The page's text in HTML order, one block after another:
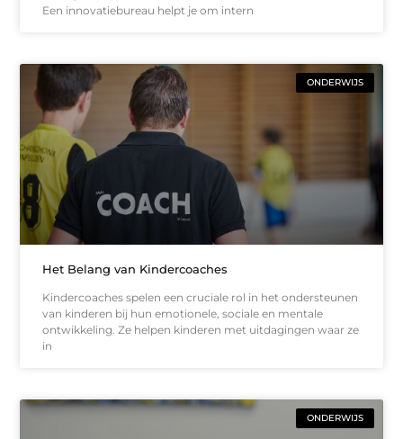
Een innovatiebureau helpt je om intern
ONDERWIJS
Het Belang van Kindercoaches
Kindercoaches spelen een cruciale rol in het ondersteunen
van kinderen bij hun emotionele, sociale en mentale
ontwikkeling. Ze helpen kinderen met uitdagingen waar ze
in
ONDERWIJS